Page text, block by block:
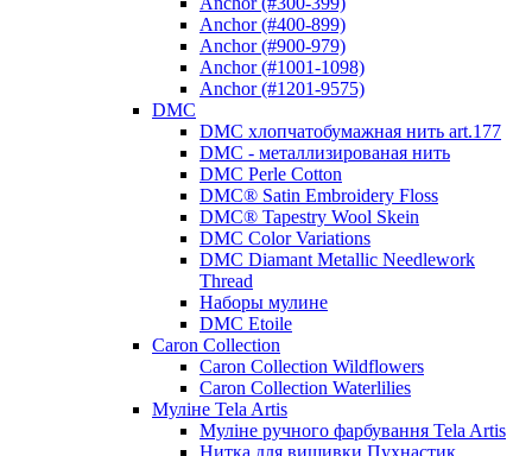
Anchor (#400-899)
Anchor (#900-979)
Anchor (#1001-1098)
Anchor (#1201-9575)
DMC
DMC хлопчатобумажная нить art.177
DMC - металлизированая нить
DMC Perle Cotton
DMC® Satin Embroidery Floss
DMC® Tapestry Wool Skein
DMC Color Variations
DMC Diamant Metallic Needlework
Thread
Наборы мулине
DMC Etoile
Caron Collection
Caron Collection Wildflowers
Caron Collection Waterlilies
Муліне Tela Artis
Муліне ручного фарбування Tela Artis
Нитка для вишивки Пухнастик